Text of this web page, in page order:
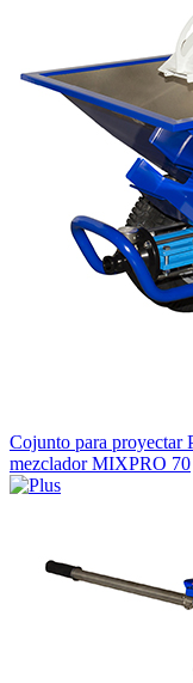
Cojunto para proyectar
mezclador MIXPRO 70